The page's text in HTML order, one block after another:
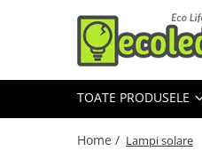
Toate Produsele
Surse de iluminat
Becuri & lampi led cu fasung
TOATE PRODUSELE
Home / Lampi solare